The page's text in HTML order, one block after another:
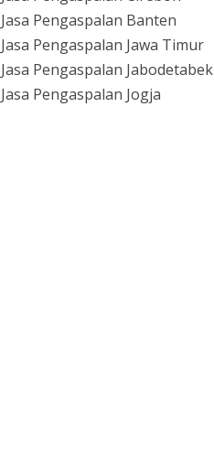
Jasa Pengaspalan Banten
Jasa Pengaspalan Jawa Timur
Jasa Pengaspalan Jabodetabek
Jasa Pengaspalan Jogja